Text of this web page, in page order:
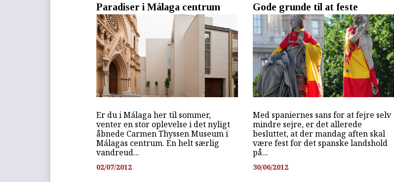
Paradiser i Málaga centrum
Er du i Málaga her til sommer,
venter en stor oplevelse i det nyligt
åbnede Carmen Thyssen Museum i
Málagas centrum. En helt særlig
vandreud...
02/07/2012
Gode grunde til at feste
Med spaniernes sans for at fejre selv
mindre sejre, er det allerede
besluttet, at der mandag aften skal
være fest for det spanske landshold
på...
30/06/2012